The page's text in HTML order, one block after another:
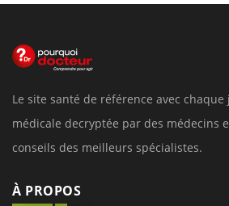
Le site santé de référence avec
médicale decryptée par des médecins
conseils des meilleurs spécialistes.
À PROPOS